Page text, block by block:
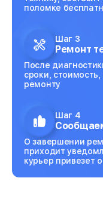
поломке
Шаг 3
Ремонт
После
сроки,
ремонту
Шаг 4
О завершении
приходит
курьер привезет